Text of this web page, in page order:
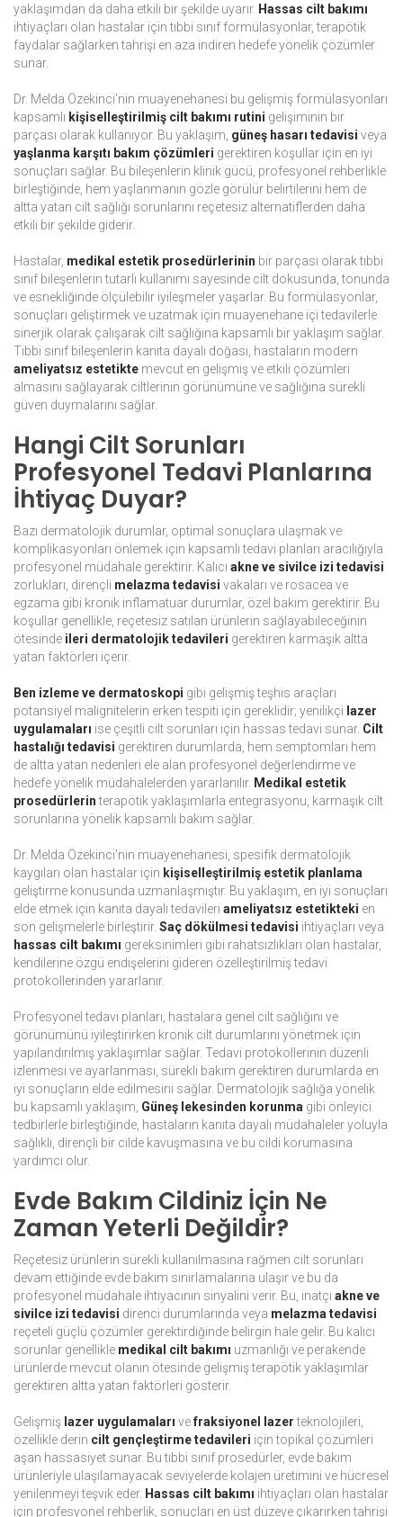
yaklaşımdan da daha etkili bir şekilde uyarır. Hassas cilt bakımı
ihtiyaçları olan hastalar için tıbbi sınıf formülasyonlar, terapötik
faydalar sağlarken tahrişi en aza indiren hedefe yönelik çözümler
sunar.
Dr. Melda Özekinci'nin muayenehanesi bu gelişmiş formülasyonları
kapsamlı kişiselleştirilmiş cilt bakımı rutini gelişiminin bir
parçası olarak kullanıyor. Bu yaklaşım, güneş hasarı tedavisi veya
yaşlanma karşıtı bakım çözümleri gerektiren koşullar için en iyi
sonuçları sağlar. Bu bileşenlerin klinik gücü, profesyonel rehberlikle
birleştiğinde, hem yaşlanmanın gözle görülür belirtilerini hem de
altta yatan cilt sağlığı sorunlarını reçetesiz alternatiflerden daha
etkili bir şekilde giderir.
Hastalar, medikal estetik prosedürlerinin bir parçası olarak tıbbi
sınıf bileşenlerin tutarlı kullanımı sayesinde cilt dokusunda, tonunda
ve esnekliğinde ölçülebilir iyileşmeler yaşarlar. Bu formülasyonlar,
sonuçları geliştirmek ve uzatmak için muayenehane içi tedavilerle
sinerjik olarak çalışarak cilt sağlığına kapsamlı bir yaklaşım sağlar.
Tıbbi sınıf bileşenlerin kanıta dayalı doğası, hastaların modern
ameliyatsız estetikte mevcut en gelişmiş ve etkili çözümleri
almasını sağlayarak ciltlerinin görünümüne ve sağlığına sürekli
güven duymalarını sağlar.
Hangi Cilt Sorunları
Profesyonel Tedavi Planlarına
İhtiyaç Duyar?
Bazı dermatolojik durumlar, optimal sonuçlara ulaşmak ve
komplikasyonları önlemek için kapsamlı tedavi planları aracılığıyla
profesyonel müdahale gerektirir. Kalıcı akne ve sivilce izi tedavisi
zorlukları, dirençli melazma tedavisi vakaları ve rosacea ve
egzama gibi kronik inflamatuar durumlar, özel bakım gerektirir. Bu
koşullar genellikle, reçetesiz satılan ürünlerin sağlayabileceğinin
ötesinde ileri dermatolojik tedavileri gerektiren karmaşık altta
yatan faktörleri içerir.
Ben izleme ve dermatoskopi gibi gelişmiş teşhis araçları
potansiyel malignitelerin erken tespiti için gereklidir; yenilikçi lazer
uygulamaları ise çeşitli cilt sorunları için hassas tedavi sunar. Cilt
hastalığı tedavisi gerektiren durumlarda, hem semptomları hem
de altta yatan nedenleri ele alan profesyonel değerlendirme ve
hedefe yönelik müdahalelerden yararlanılır. Medikal estetik
prosedürlerinterapötik yaklaşımlarla entegrasyonu, karmaşık cilt
sorunlarına yönelik kapsamlı bakım sağlar.
Dr. Melda Özekinci'nin muayenehanesi, spesifik dermatolojik
kaygıları olan hastalar için kişiselleştirilmiş estetik planlama
geliştirme konusunda uzmanlaşmıştır. Bu yaklaşım, en iyi sonuçları
elde etmek için kanıta dayalı tedavileri ameliyatsız estetikteki en
son gelişmelerle birleştirir. Saç dökülmesi tedavisi ihtiyaçları veya
hassas cilt bakımı gereksinimleri gibi rahatsızlıkları olan hastalar,
kendilerine özgü endişelerini gideren özelleştirilmiş tedavi
protokollerinden yararlanır.
Profesyonel tedavi planları, hastalara genel cilt sağlığını ve
görünümünü iyileştirirken kronik cilt durumlarını yönetmek için
yapılandırılmış yaklaşımlar sağlar. Tedavi protokollerinin düzenli
izlenmesi ve ayarlanması, sürekli bakım gerektiren durumlarda en
iyi sonuçların elde edilmesini sağlar. Dermatolojik sağlığa yönelik
bu kapsamlı yaklaşım, Güneş lekesinden korunma gibi önleyici
tedbirlerle birleştiğinde, hastaların kanıta dayalı müdahaleler yoluyla
sağlıklı, dirençli bir cilde kavuşmasına ve bu cildi korumasına
yardımcı olur.
Evde Bakım Cildiniz İçin Ne
Zaman Yeterli Değildir?
Reçetesiz ürünlerin sürekli kullanılmasına rağmen cilt sorunları
devam ettiğinde evde bakım sınırlamalarına ulaşır ve bu da
profesyonel müdahale ihtiyacının sinyalini verir. Bu, inatçı akne ve
sivilce izi tedavisi direnci durumlarında veya melazma tedavisi
reçeteli güçlü çözümler gerektirdiğinde belirgin hale gelir. Bu kalıcı
sorunlar genellikle medikal cilt bakımı uzmanlığı ve perakende
ürünlerde mevcut olanın ötesinde gelişmiş terapötik yaklaşımlar
gerektiren altta yatan faktörleri gösterir.
Gelişmiş lazer uygulamaları vefraksiyonel lazerteknolojileri,
özellikle derin cilt gençleştirme tedavileri için topikal çözümleri
aşan hassasiyet sunar. Bu tıbbi sınıf prosedürler, evde bakım
ürünleriyle ulaşılamayacak seviyelerde kolajen üretimini ve hücresel
yenilenmeyi teşvik eder. Hassas cilt bakımı ihtiyaçları olan hastalar
için profesyonel rehberlik, sonuçları en üst düzeye çıkarırken tahrişi